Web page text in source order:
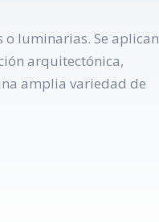
luminarias. Se aplican
arquitectónica,
amplia variedad de